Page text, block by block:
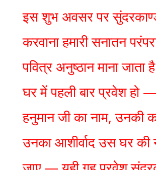
इस शुभ अवसर पर
करवाना हमारी सनातन
पवित्र अनुष्ठान माना
घर में पहली बार प्रवेश हो
हनुमान जी का नाम, उनकी
उनका आशीर्वाद उस घर की